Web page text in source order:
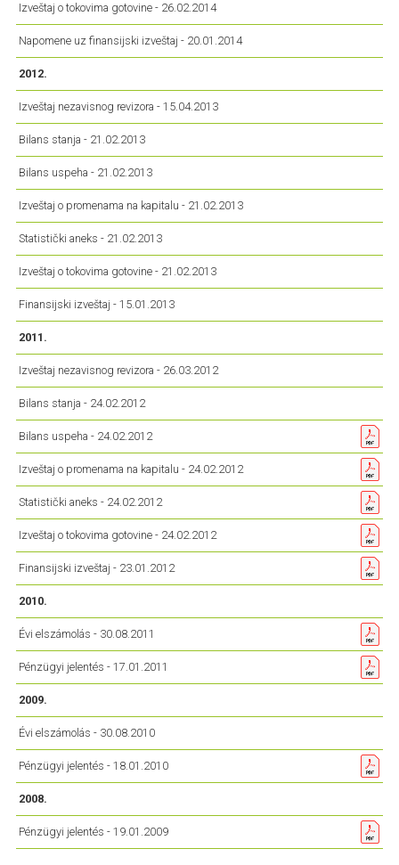
Izveštaj o tokovima gotovine - 26.02.2014
Napomene uz finansijski izveštaj - 20.01.2014
2012.
Izveštaj nezavisnog revizora - 15.04.2013
Bilans stanja - 21.02.2013
Bilans uspeha - 21.02.2013
Izveštaj o promenama na kapitalu - 21.02.2013
Statistički aneks - 21.02.2013
Izveštaj o tokovima gotovine - 21.02.2013
Finansijski izveštaj - 15.01.2013
2011.
Izveštaj nezavisnog revizora - 26.03.2012
Bilans stanja - 24.02.2012
Bilans uspeha - 24.02.2012
Izveštaj o promenama na kapitalu - 24.02.2012
Statistički aneks - 24.02.2012
Izveštaj o tokovima gotovine - 24.02.2012
Finansijski izveštaj - 23.01.2012
2010.
Évi elszámolás - 30.08.2011
Pénzügyi jelentés - 17.01.2011
2009.
Évi elszámolás - 30.08.2010
Pénzügyi jelentés - 18.01.2010
2008.
Pénzügyi jelentés - 19.01.2009